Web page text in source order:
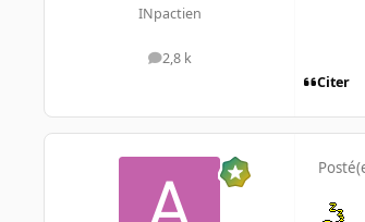
INpactien
2,8 k
messages
Citer